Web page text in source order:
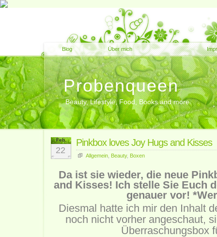
Blog Über mich
Probenqueen
Beauty, Lifestyle, Food, Books and more
Feb.
22
Pinkbox loves Joy Hugs and Kisses
Allgemein Beauty, Boxen
Da ist sie wieder, die neue
and Kisses! Ich stelle Sie Euch
genauer vor!
Diesmal hatte ich mir den Inhalt
noch nicht vorher angeschaut,
Überraschungsbox